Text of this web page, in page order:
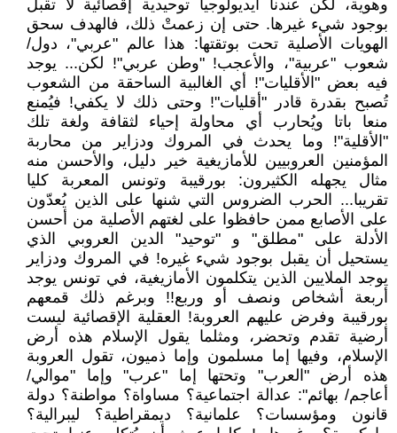
وهوية، لكن عندنا أيديولوجيا توحيدية إقصائية لا تقبل
بوجود شيء غيرها. حتى إن زعمتْ ذلك، فالهدف سحق
الهويات الأصلية تحت بوتقتها: هذا عالم "عربي"، دول/
شعوب "عربية"، والأعجب! "وطن عربي"! لكن... يوجد
فيه بعض "الأقليات"! أي الغالبية الساحقة من الشعوب
تُصبح بقدرة قادر "أقليات"! وحتى ذلك لا يكفي! فيُمنع
منعا باتا ويُحارب أي محاولة إحياء لثقافة ولغة تلك
"الأقلية"! وما يحدث في المروك ودزاير من محاربة
المؤمنين العروبيين للأمازيغية خير دليل، والأحسن منه
مثال يجهله الكثيرون: بورقيبة وتونس المعربة كليا
تقريبا... الحرب الضروس التي شنها على الذين يُعدّون
على الأصابع ممن حافظوا على لغتهم الأصلية من أحسن
الأدلة على "مطلق" و "توحيد" الدين العروبي الذي
يستحيل أن يقبل بوجود شيء غيره! في المروك ودزاير
يوجد الملايين الذين يتكلمون الأمازيغية، في تونس يوجد
أربعة أشخاص ونصف أو وربع!! وبرغم ذلك قمعهم
بورقيبة وفرض عليهم العروبة! العقلية الإقصائية ليست
أرضية تقدم وتحضر، ومثلما يقول الإسلام هذه أرض
الإسلام، وفيها إما مسلمون وإما ذميون، تقول العروبة
هذه أرض "العرب" وتحتها إما "عرب" وإما "موالي/
أعاجم/ بهائم": عدالة اجتماعية؟ مساواة؟ مواطنة؟ دولة
قانون ومؤسسات؟ علمانية؟ ديمقراطية؟ ليبرالية؟